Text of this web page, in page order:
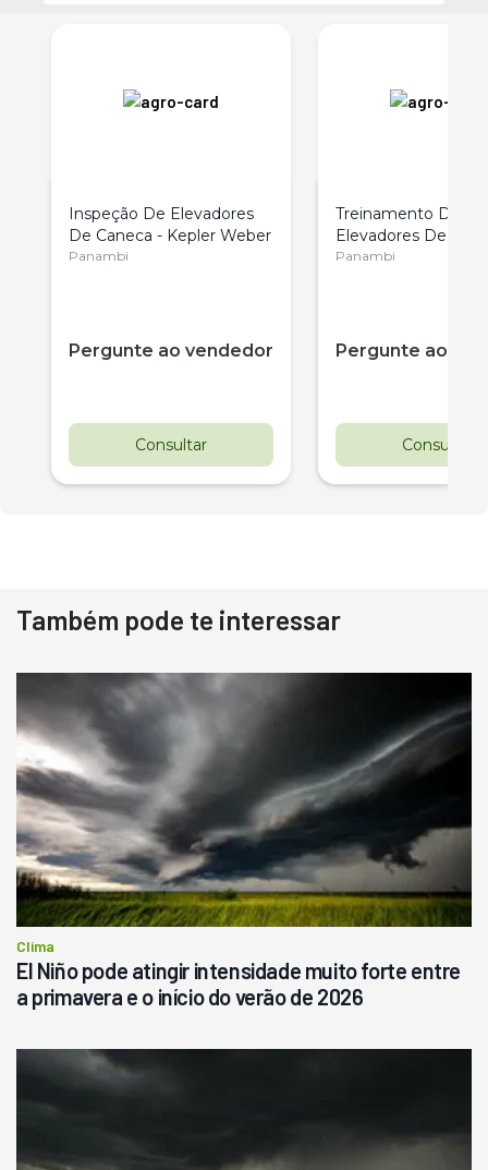
Inspeção De Elevadores
De Caneca - Kepler Weber
Panambi
Pergunte ao vendedor
Consultar
Treinamento De
Elevadores De
Kepler Weber
Panambi
Pergunte ao
Consultar
Também pode te interessar
Clima
El Niño pode atingir intensidade muito forte entre
a primavera e o início do verão de 2026